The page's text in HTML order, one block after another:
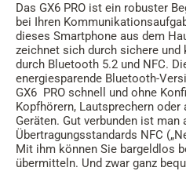
Das GX6 PRO ist ein robuster
bei Ihren
dieses Smartphone aus dem
zeichnet sich durch sichere
durch Bluetooth 5.2 und NFC.
energiesparende Bluetooth-
GX6 PRO schnell und ohne
Kopfhörern, Lautsprechern
Geräten. Gut verbunden ist man
Übertragungsstandards NFC
Mit ihm können Sie bargeldlos
übermitteln. Und zwar ganz